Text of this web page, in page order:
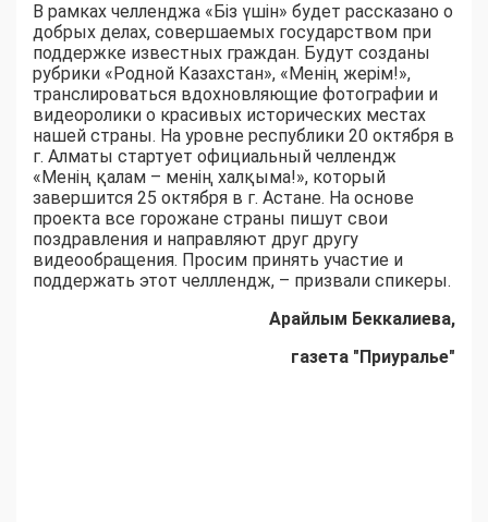
В рамках челленджа «Біз үшін» будет рассказано о
добрых делах, совершаемых государством при
поддержке известных граждан. Будут созданы
рубрики «Родной Казахстан», «Менің жерім!»,
транслироваться вдохновляющие фотографии и
видеоролики о красивых исторических местах
нашей страны. На уровне республики 20 октября в
г. Алматы стартует официальный челлендж
«Менің қалам – менің халқыма!», который
завершится 25 октября в г. Астане. На основе
проекта все горожане страны пишут свои
поздравления и направляют друг другу
видеообращения. Просим принять участие и
поддержать этот челллендж, – призвали спикеры.
Арайлым Беккалиева,
газета "Приуралье"